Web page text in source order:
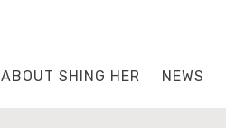
ABOUT SHING HER NEWS